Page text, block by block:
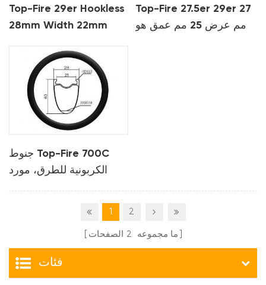
Top-Fire 29er Hookless
28mm Width 22mm
Rims for XC
Top-Fire 27.5er 29er 27
مم عرض 25 مم عمق هو
جنوط Top-Fire 700C
الكربونية للطرق، مورد
1 2
ما مجموعه 2 الصفحات
فئات